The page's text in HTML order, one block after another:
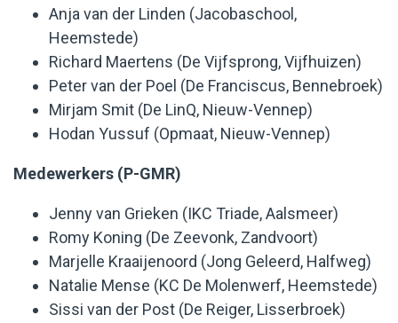
Anja van der Linden (Jacobaschool,
Heemstede)
Richard Maertens (De Vijfsprong, Vijfhuizen)
Peter van der Poel (De Franciscus, Bennebroek)
Mirjam Smit (De LinQ, Nieuw-Vennep)
Hodan Yussuf (Opmaat, Nieuw-Vennep)
Medewerkers (P-GMR)
Jenny van Grieken (IKC Triade, Aalsmeer)
Romy Koning (De Zeevonk, Zandvoort)
Marjelle Kraaijenoord (Jong Geleerd, Halfweg)
Natalie Mense (KC De Molenwerf, Heemstede)
Sissi van der Post (De Reiger, Lisserbroek)